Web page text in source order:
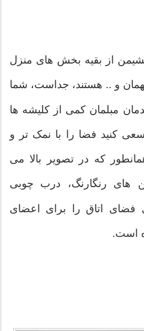
نشیمن از بقیه بخش های منزل
و .. هستند، جداست، شما
مبلمان کمی از کلیشه ها
کنید فضا را با نمک تر و
که در تصویر بالا می
های رنگارنگ، درب چوبی
اتاق را برای اعضای
است.